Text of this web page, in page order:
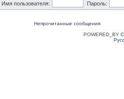
Имя пользователя: Пароль:
Непрочитанные сообщения
POWERED_BY